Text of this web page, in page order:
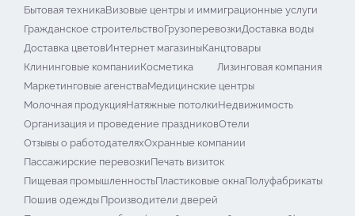
Бытовая техникаВизовые центры и иммиграционные услуги
Гражданское строительствоГрузоперевозкиДоставка воды
Доставка цветовИнтернет магазиныКанцтовары
Клининговые компанииКосметика
Лизинговая компания
Маркетинговые агенстваМедицинские центры
Молочная продукцияНатяжные потолкиНедвижимость
Организация и проведение праздниковОтели
Отзывы о работодателяхОхранные компании
Пассажирские перевозкиПечать визиток
Пищевая промышленностьПластиковые окнаПолуфабрикаты
Пошив одежды Производители дверей